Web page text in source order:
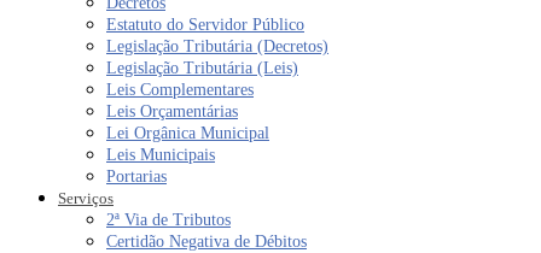
Estatuto do Servidor Público
Legislação Tributária (Decretos)
Legislação Tributária (Leis)
Leis Complementares
Leis Orçamentárias
Lei Orgânica Municipal
Leis Municipais
Portarias
Serviços
2ª Via de Tributos
Certidão Negativa de Débitos